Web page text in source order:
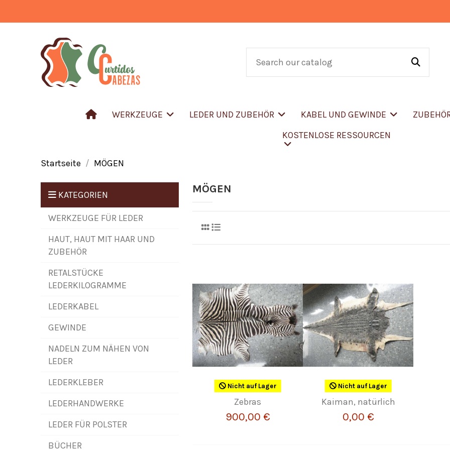
WERKZEUGE LEDER UND ZUBEHÖR KABEL UND GEWINDE
KOSTENLOSE RESSOURCEN
Startseite MÖGEN
MÖGEN
Nicht auf Lager
Zebras
900,00 €
Nicht auf Lager
Kaiman, natürlich
0,00 €
KATEGORIEN
WERKZEUGE FÜR LEDER
HAUT, HAUT MIT HAAR UND
ZUBEHÖR
RETALSTÜCKE
LEDERKILOGRAMME
LEDERKABEL
GEWINDE
NADELN ZUM NÄHEN VON
LEDER
LEDERKLEBER
LEDERHANDWERKE
LEDER FÜR POLSTER
BÜCHER